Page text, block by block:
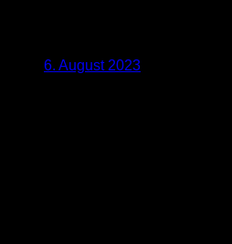
6. August 2023